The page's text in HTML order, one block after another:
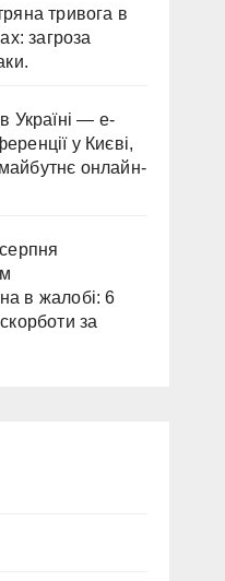
тривога в
загроза
Україні — e-
у Києві,
онлайн-
в жалобі: 6
за